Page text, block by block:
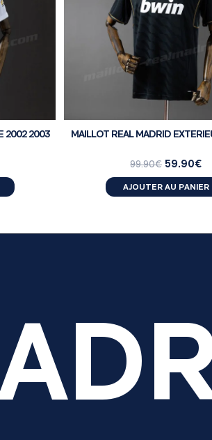
2002 2003 MAILLOT REAL MADRID
99.90€ 59.90€
AJOUTER AU PANIER